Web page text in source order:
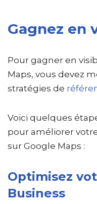
Gagnez en
Pour gagner en
Maps, vous devez
stratégies de
Voici quelques
pour améliorer
sur Google Maps :
Optimisez
Business